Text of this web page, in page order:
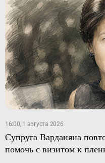
16:00, 1 августа 2026
Супруга Варданяна
помочь с визитом к